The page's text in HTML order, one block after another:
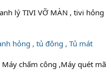
lý TIVI VỠ MÀN , tivi hỏng
hỏng , tủ đông , Tủ mát
chấm công ,Máy quét mã